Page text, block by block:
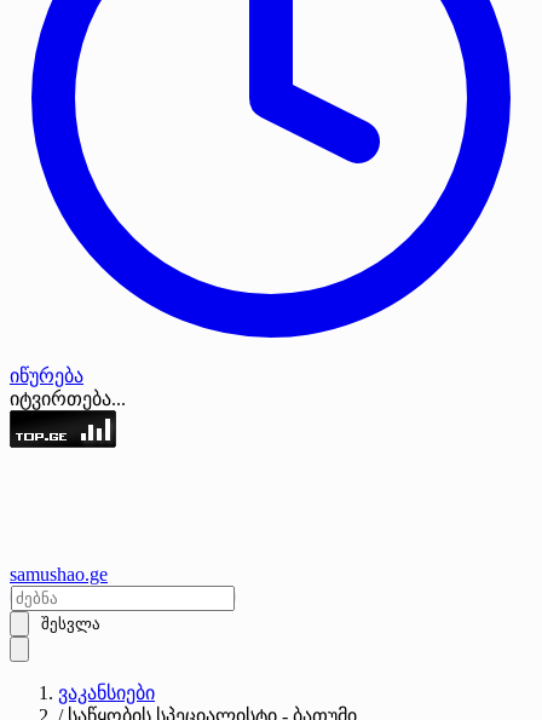
იწურება
იტვირთება...
samushao.ge
შესვლა
ვაკანსიები
/ საწყობის სპეციალისტი - ბათუმი